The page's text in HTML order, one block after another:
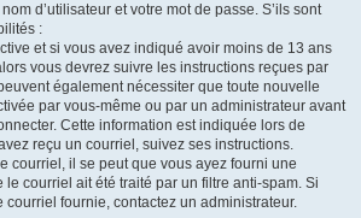
d’utilisateur et votre mot de passe. S’ils sont
:
et si vous avez indiqué avoir moins de 13 ans
vous devrez suivre les instructions reçues par
également nécessiter que toute nouvelle
par vous-même ou par un administrateur avant
Cette information est indiquée lors de
reçu un courriel, suivez ses instructions.
courriel, il se peut que vous ayez fourni une
courriel ait été traité par un filtre anti-spam. Si
courriel fournie, contactez un administrateur.